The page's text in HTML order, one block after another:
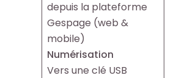
depuis la plateforme
Gespage (web &
mobile)
Numérisation
Vers une clé USB